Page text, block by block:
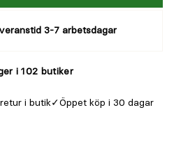
3-7 arbetsdagar
i 102 butiker
i butik Öppet köp i 30 dagar